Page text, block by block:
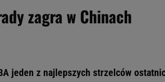
zagra w Chinach
jeden z najlepszych strzelców
Partnerzy i Agora S.A. możemy przetwarzać dane
danych geolokalizacyjnych. Aktywne
i ulepszanie usług.